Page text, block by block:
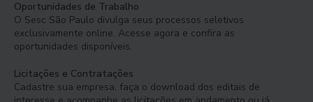
Oportunidades de Trabalho
O Sesc São Paulo divulga seus processos seletivos
exclusivamente online. Acesse agora e confira as
oportunidades disponíveis.
Licitações e Contratações
Cadastre sua empresa, faça o download dos editais de